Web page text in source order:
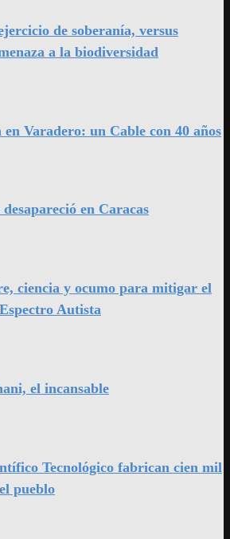
de soberanía, versus
a la biodiversidad
en Varadero: un Cable con 40 años
en Caracas
ciencia y ocumo para mitigar el
Autista
el incansable
Tecnológico fabrican cien mil
pueblo